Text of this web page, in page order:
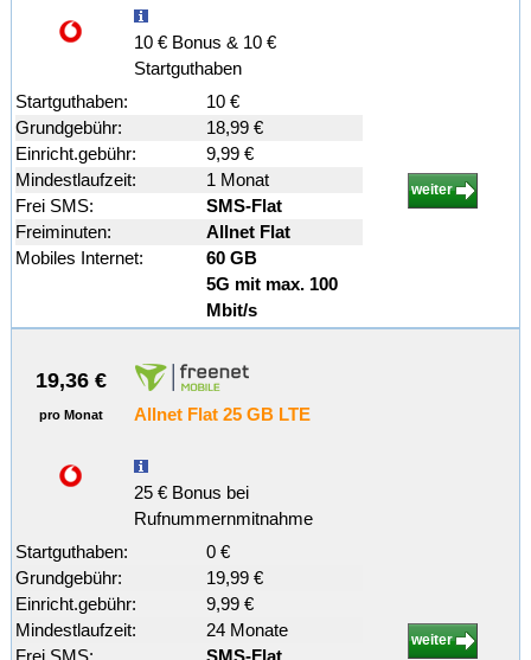
10 € Bonus & 10 €
Startguthaben
Startguthaben:
10 €
Grundgebühr:
18,99 €
Einricht.gebühr:
9,99 €
Mindestlaufzeit:
1 Monat
Frei SMS:
SMS-Flat
Freiminuten:
Allnet Flat
Mobiles Internet:
60 GB
5G mit max. 100
Mbit/s
weiter
19,36 €
pro Monat Allnet Flat 25 GB LTE
25 € Bonus bei
Rufnummernmitnahme
Startguthaben:
0 €
Grundgebühr:
19,99 €
Einricht.gebühr:
9,99 €
Mindestlaufzeit:
24 Monate
Frei SMS:
SMS-Flat
weiter